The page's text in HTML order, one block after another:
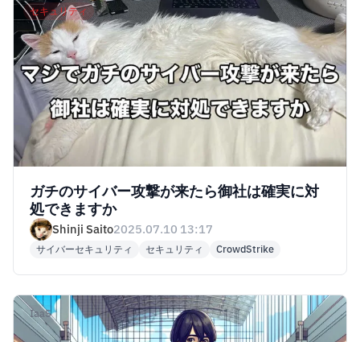
セキュリティ
ガチのサイバー攻撃が来たら御社は確実に対
処できますか
Shinji Saito2025.07.10 13:17
サイバーセキュリティ セキュリティ CrowdStrike
IaaS